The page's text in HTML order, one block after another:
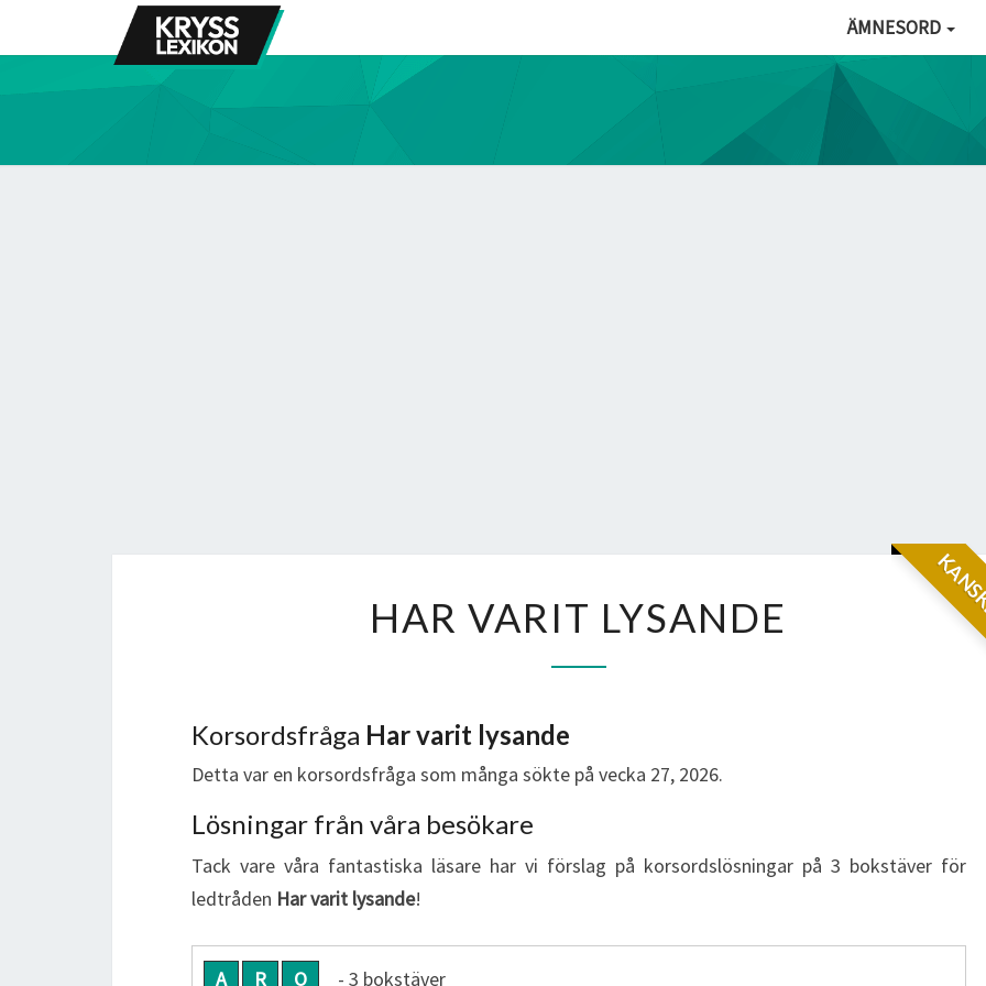
ÄMNESORD
VARIT
HAR VARIT LYSANDE
Korsordsfråga Har varit lysande
Detta var en korsordsfråga som många sökte på vecka 27, 2026.
Lösningar från våra besökare
Tack vare våra fantastiska läsare har vi förslag på korsordslösningar på 3 bokstäver för
ledtråden Har varit lysande!
A R O
- 3 bokstäver